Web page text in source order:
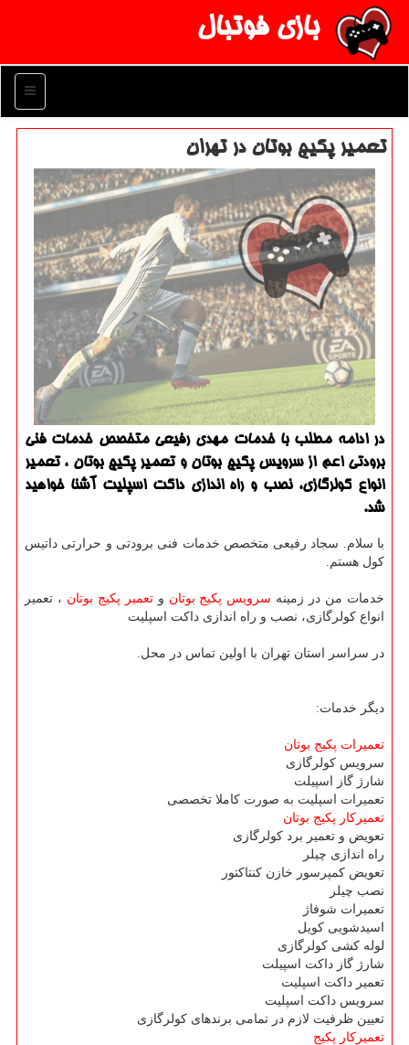
بازی فوتبال
منو
تعمیر پكیج بوتان در تهران
در ادامه مطلب با خدمات مهدی رفیعی متخصص خدمات فنی
برودتی اعم از سرویس پكیج بوتان و تعمیر پكیج بوتان ، تعمیر
انواع كولرگازی، نصب و راه اندازی داكت اسپلیت آشنا خواهید
شد.
با سلام. سجاد رفیعی متخصص خدمات فنی برودتی و حرارتی داتیس
کول هستم.
خدمات من در زمینه سرویس پکیج بوتان وتعمیر پکیج بوتان ، تعمیر
انواع کولرگازی، نصب و راه اندازی داکت اسپلیت
در سراسر استان تهران با اولین تماس در محل.
دیگر خدمات:
تعمیرات پکیج بوتان
سرویس کولرگازی
شارژ گاز اسپیلت
تعمیرات اسپلیت به صورت کاملا تخصصی
تعمیرکار پکیج بوتان
تعویض و تعمیر برد کولرگازی
راه اندازی چیلر
تعویض کمپرسور خازن کنتاکتور
نصب چیلر
تعمیرات شوفاژ
اسیدشویی کویل
لوله کشی کولرگازی
شارژ گاز داکت اسپیلت
تعمیر داکت اسپلیت
سرویس داکت اسپلیت
تعیین ظرفیت لازم در تمامی برندهای کولرگازی
تعمیرکار پکیج